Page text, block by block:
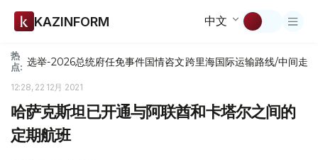
KAZINFORM 中文
热
点: 选举-2026总统府任免事件国情咨文跨里海国际运输路线/中间走廊
12:28, 22 12月 2021
哈萨克斯坦已开通与阿联酋和卡塔尔之间的
定期航班